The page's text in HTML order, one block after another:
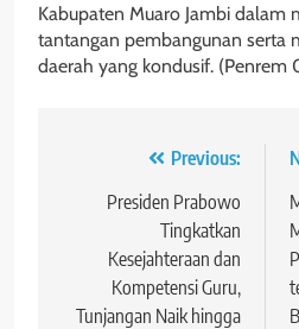
Kabupaten Muaro Jambi dalam
tantangan pembangunan serta
daerah yang kondusif. (Penrem
Navigasi Previous:
Presiden Prabowo
Tingkatkan
Kesejahteraan dan
Kompetensi Guru,
Tunjangan Naik hingga